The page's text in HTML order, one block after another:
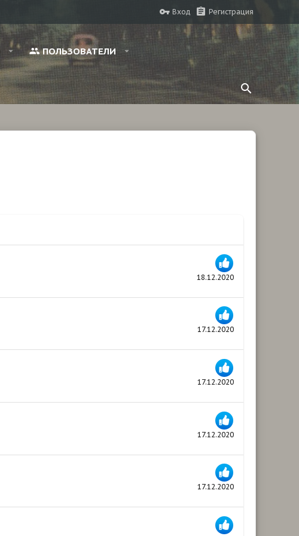
Вход Регистрация
ПОЛЬЗОВАТЕЛИ
18.12.2020
17.12.2020
17.12.2020
17.12.2020
17.12.2020